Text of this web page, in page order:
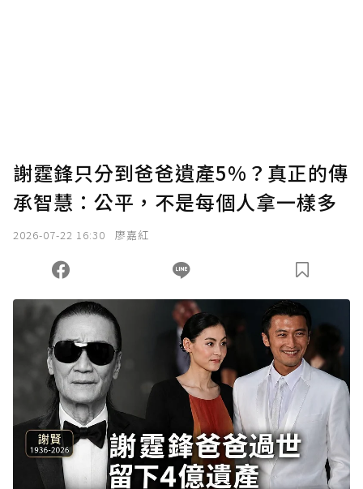
謝霆鋒只分到爸爸遺產5%？真正的傳
承智慧：公平，不是每個人拿一樣多
2026-07-22 16:30 廖嘉紅